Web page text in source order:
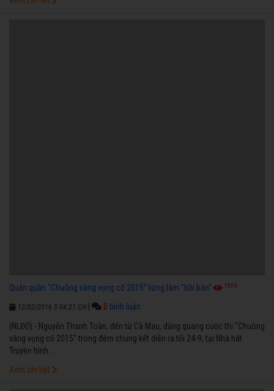
Quán quân "Chuông vàng vọng cổ 2015" từng làm "bồi bàn" 1956
12/02/2016 5:04:21 CH 0 bình luận
(NLĐO) - Nguyễn Thanh Toàn, đến từ Cà Mau, đăng quang cuộc thi "Chuông
vàng vọng cổ 2015" trong đêm chung kết diễn ra tối 24-9, tại Nhà hát
Truyền hình...
Xem chi tiết